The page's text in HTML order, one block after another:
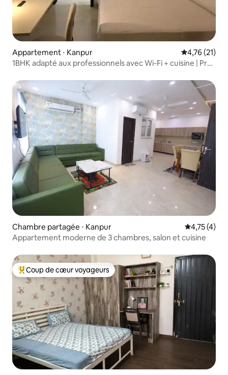
Appartement ⋅ Kanpur Évaluation
4,76 (21)
1BHK adapté aux professionnels avec Wi-Fi + cuisine | Près
Chambre partagée ⋅ Kanpur Évaluation
4,75 (4)
Appartement moderne de 3 chambres, salon et cuisine
Coups de cœur voyageurs les plus appréciés
Coup de cœur voyageurs